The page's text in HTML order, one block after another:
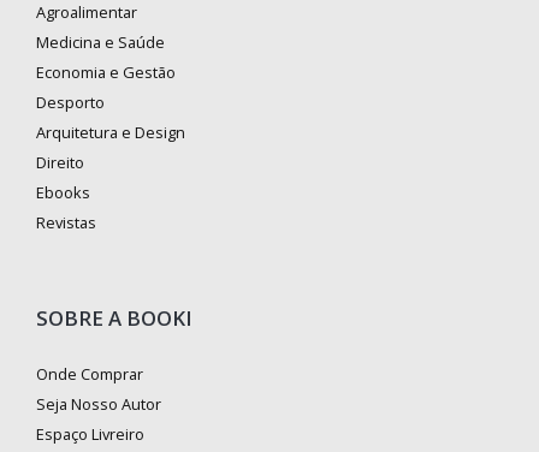
Agroalimentar
Medicina e Saúde
Economia e Gestão
Desporto
Arquitetura e Design
Direito
Ebooks
Revistas
SOBRE A BOOKI
Onde Comprar
Seja Nosso Autor
Espaço Livreiro